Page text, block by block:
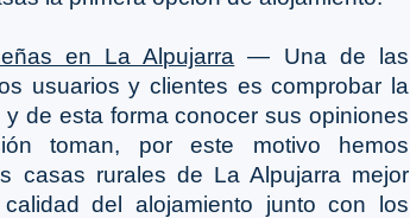
en La Alpujarra ― Una de las
usuarios y clientes es comprobar la
de esta forma conocer sus opiniones
toman, por este motivo hemos
casas rurales de La Alpujarra mejor
del alojamiento junto con los